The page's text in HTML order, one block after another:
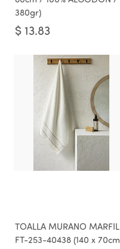
380gr)
$ 13.83
TOALLA MURANO MARFIL
FT-253-40438 (140 x 70cm